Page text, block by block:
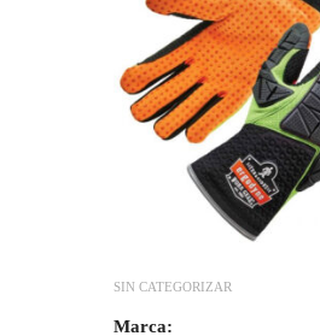
SIN CATEGORIZAR
Marca: